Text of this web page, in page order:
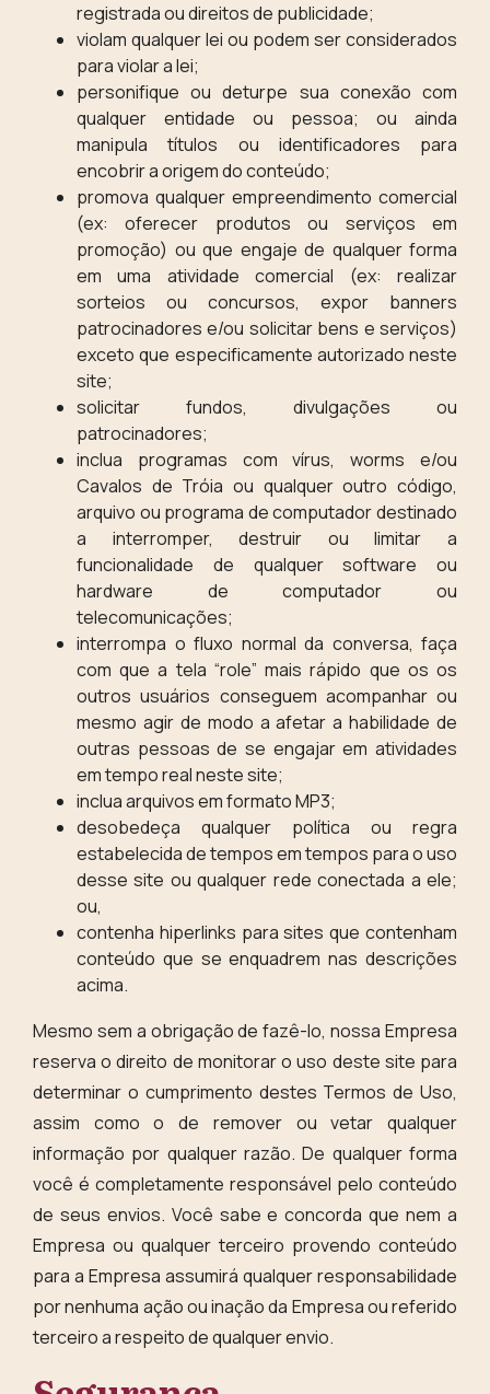
registrada ou direitos de publicidade;
violam qualquer lei ou podem ser considerados
para violar a lei;
personifique ou deturpe sua conexão com
qualquer entidade ou pessoa; ou ainda
manipula títulos ou identificadores para
encobrir a origem do conteúdo;
promova qualquer empreendimento comercial
(ex: oferecer produtos ou serviços em
promoção) ou que engaje de qualquer forma
em uma atividade comercial (ex: realizar
sorteios ou concursos, expor banners
patrocinadores e/ou solicitar bens e serviços)
exceto que especificamente autorizado neste
site;
solicitar fundos, divulgações ou
patrocinadores;
inclua programas com vírus, worms e/ou
Cavalos de Tróia ou qualquer outro código,
arquivo ou programa de computador destinado
a interromper, destruir ou limitar a
funcionalidade de qualquer software ou
hardware de computador ou
telecomunicações;
interrompa o fluxo normal da conversa, faça
com que a tela “role” mais rápido que os os
outros usuários conseguem acompanhar ou
mesmo agir de modo a afetar a habilidade de
outras pessoas de se engajar em atividades
em tempo real neste site;
inclua arquivos em formato MP3;
desobedeça qualquer política ou regra
estabelecida de tempos em tempos para o uso
desse site ou qualquer rede conectada a ele;
ou,
contenha hiperlinks para sites que contenham
conteúdo que se enquadrem nas descrições
acima.
Mesmo sem a obrigação de fazê-lo, nossa Empresa
reserva o direito de monitorar o uso deste site para
determinar o cumprimento destes Termos de Uso,
assim como o de remover ou vetar qualquer
informação por qualquer razão. De qualquer forma
você é completamente responsável pelo conteúdo
de seus envios. Você sabe e concorda que nem a
Empresa ou qualquer terceiro provendo conteúdo
para a Empresa assumirá qualquer responsabilidade
por nenhuma ação ou inação da Empresa ou referido
terceiro a respeito de qualquer envio.